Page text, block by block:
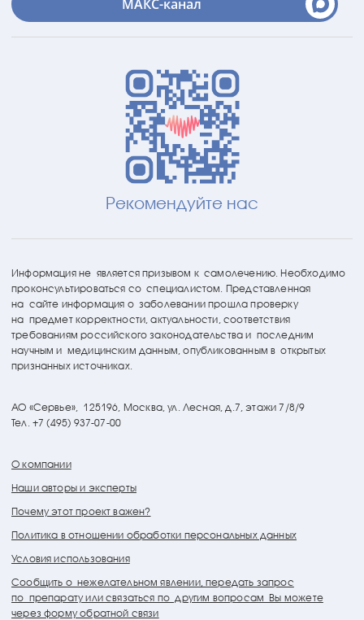
МАКС-канал
О компании
Наши авторы и эксперты
Почему этот проект важен?
Политика в отношении обработки персональных данных
Условия использования
Сообщить о нежелательном явлении, передать запрос
по препарату или связаться по другим вопросам Вы можете
через форму обратной связи
АО «Сервье», 125196, Москва, ул. Лесная, д.7, этажи 7/8/9
Тел. +7 (495) 937-07-00
Информация не является призывом к самолечению. Необходимо
проконсультироваться со специалистом. Представленная
на сайте информация о заболевании прошла проверку
на предмет корректности, актуальности, соответствия
требованиям российского законодательства и последним
научным и медицинским данным, опубликованным в открытых
признанных источниках.
Рекомендуйте нас